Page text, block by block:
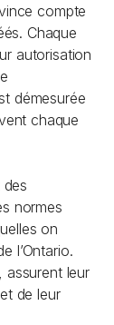
compte
Chaque
autorisation
démesurée
chaque
normes
on
l’Ontario.
assurent leur
de leur